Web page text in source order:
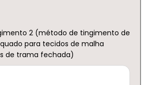
2 (método de tingimento de
para tecidos de malha
de trama fechada)